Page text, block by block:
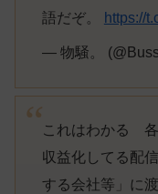
語だぞ。
https://
— 物騒。
これはわかる 各
収益化してる配
する会社等」に